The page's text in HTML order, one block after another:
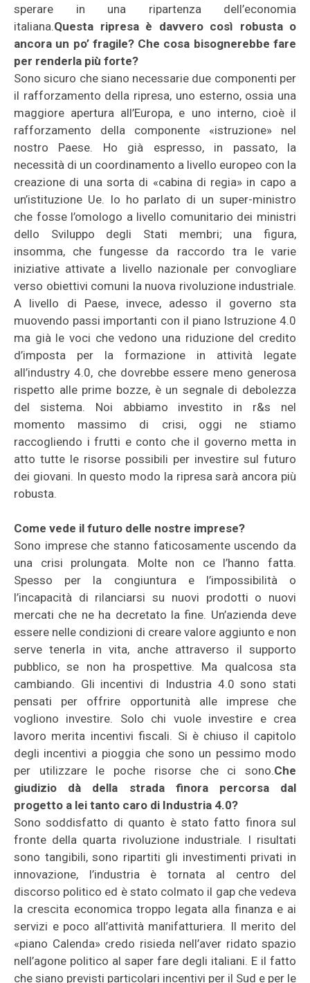
sperare in una ripartenza dell’economia
italiana.Questa ripresa è davvero così robusta o
ancora un po’ fragile? Che cosa bisognerebbe fare
per renderla più forte?
Sono sicuro che siano necessarie due componenti per
il rafforzamento della ripresa, uno esterno, ossia una
maggiore apertura all’Europa, e uno interno, cioè il
rafforzamento della componente «istruzione» nel
nostro Paese. Ho già espresso, in passato, la
necessità di un coordinamento a livello europeo con la
creazione di una sorta di «cabina di regia» in capo a
un’istituzione Ue. Io ho parlato di un super-ministro
che fosse l’omologo a livello comunitario dei ministri
dello Sviluppo degli Stati membri; una figura,
insomma, che fungesse da raccordo tra le varie
iniziative attivate a livello nazionale per convogliare
verso obiettivi comuni la nuova rivoluzione industriale.
A livello di Paese, invece, adesso il governo sta
muovendo passi importanti con il piano Istruzione 4.0
ma già le voci che vedono una riduzione del credito
d’imposta per la formazione in attività legate
all’industry 4.0, che dovrebbe essere meno generosa
rispetto alle prime bozze, è un segnale di debolezza
del sistema. Noi abbiamo investito in r&s nel
momento massimo di crisi, oggi ne stiamo
raccogliendo i frutti e conto che il governo metta in
atto tutte le risorse possibili per investire sul futuro
dei giovani. In questo modo la ripresa sarà ancora più
robusta.
Come vede il futuro delle nostre imprese?
Sono imprese che stanno faticosamente uscendo da
una crisi prolungata. Molte non ce l’hanno fatta.
Spesso per la congiuntura e l’impossibilità o
l’incapacità di rilanciarsi su nuovi prodotti o nuovi
mercati che ne ha decretato la fine. Un’azienda deve
essere nelle condizioni di creare valore aggiunto e non
serve tenerla in vita, anche attraverso il supporto
pubblico, se non ha prospettive. Ma qualcosa sta
cambiando. Gli incentivi di Industria 4.0 sono stati
pensati per offrire opportunità alle imprese che
vogliono investire. Solo chi vuole investire e crea
lavoro merita incentivi fiscali. Si è chiuso il capitolo
degli incentivi a pioggia che sono un pessimo modo
per utilizzare le poche risorse che ci sono.Che
giudizio dà della strada finora percorsa dal
progetto a lei tanto caro di Industria 4.0?
Sono soddisfatto di quanto è stato fatto finora sul
fronte della quarta rivoluzione industriale. I risultati
sono tangibili, sono ripartiti gli investimenti privati in
innovazione, l’industria è tornata al centro del
discorso politico ed è stato colmato il gap che vedeva
la crescita economica troppo legata alla finanza e ai
servizi e poco all’attività manifatturiera. Il merito del
«piano Calenda» credo risieda nell’aver ridato spazio
nell’agone politico al saper fare degli italiani. E il fatto
che siano previsti particolari incentivi per il Sud e per le